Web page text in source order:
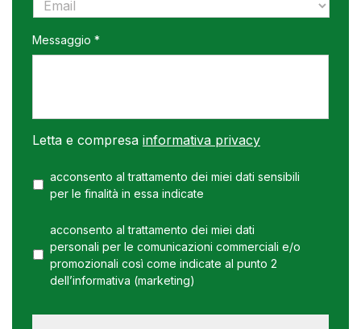
Messaggio *
Letta e compresa informativa privacy
acconsento al trattamento dei miei dati sensibili
per le finalità in essa indicate
acconsento al trattamento dei miei dati
personali per le comunicazioni commerciali e/o
promozionali così come indicate al punto 2
dell’informativa (marketing)